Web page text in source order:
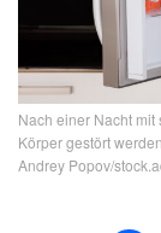
Nach einer Nacht
Körper gestört
Andrey Popov/